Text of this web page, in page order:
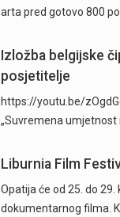
arta pred gotovo 800
Izložba belgijske
posjetitelje
https://youtu.be/
„Suvremena umjetnost
Liburnia Film
Opatija će od 25. do
dokumentarnog filma.